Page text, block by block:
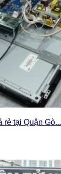
rẻ tại Quận Gò...